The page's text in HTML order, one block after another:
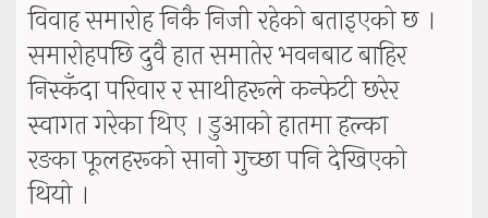
विवाह समारोह निकै निजी रहेको बताइएको छ ।
समारोहपछि दुवै हात समातेर भवनबाट बाहिर
निस्कँदा परिवार र साथीहरूले कन्फेटी छरेर
स्वागत गरेका थिए । डुआको हातमा हल्का
रङका फूलहरूको सानो गुच्छा पनि देखिएको
थियो ।